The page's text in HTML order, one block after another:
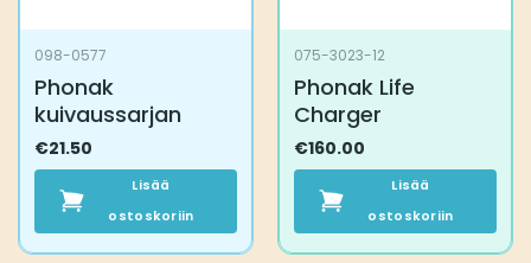
098-0577
Phonak
kuivaussarjan
€21.50
Lisää
ostoskoriin
075-3023-12
Phonak Life
Charger
€160.00
Lisää
ostoskoriin